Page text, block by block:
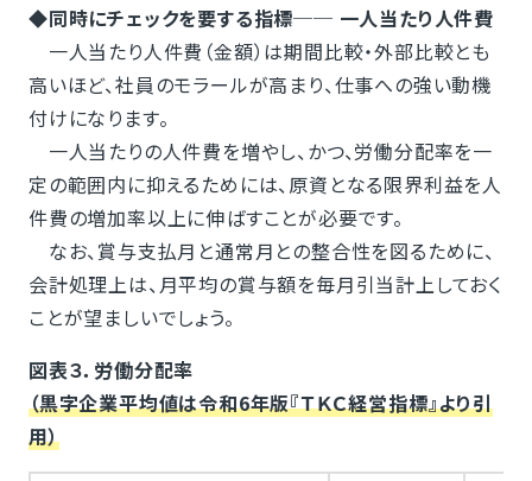
◆同時にチェックを要する指標── 一人当たり人件費
一人当たり人件費（金額）は期間比較・外部比較とも
高いほど、社員のモラールが高まり、仕事への強い動機
付けになります。
一人当たりの人件費を増やし、かつ、労働分配率を一
定の範囲内に抑えるためには、原資となる限界利益を人
件費の増加率以上に伸ばすことが必要です。
なお、賞与支払月と通常月との整合性を図るために、
会計処理上は、月平均の賞与額を毎月引当計上しておく
ことが望ましいでしょう。
図表３．労働分配率
（黒字企業平均値は令和6年版『ＴＫＣ経営指標』より引
用）